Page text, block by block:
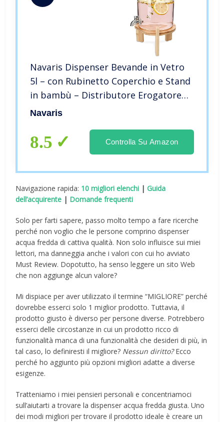
Navaris Dispenser Bevande in Vetro
5l – con Rubinetto Coperchio e Stand
in bambù – Distributore Erogatore
Acqua Bibite Calde Fredde – Drink
Navaris
8.5 Controlla Su Amazon
Navigazione rapida: 10 migliori elenchi |Guida
dell’acquirente | Domande frequenti
Solo per farti sapere, passo molto tempo a fare ricerche
perché non voglio che le persone comprino dispenser
acqua fredda di cattiva qualità. Non solo influisce sui miei
lettori, ma danneggia anche i valori con cui ho avviato
Must Review. Dopotutto, ha senso leggere un sito Web
che non aggiunge alcun valore?
Mi dispiace per aver utilizzato il termine “MIGLIORE” perché
dovrebbe esserci solo 1 miglior prodotto. Tuttavia, il
prodotto giusto è diverso per persone diverse. Potrebbero
esserci delle circostanze in cui un prodotto ricco di
funzionalità manca di una funzionalità che desideri di più, in
tal caso, lo definiresti il ​​migliore? Nessun diritto?Ecco
perché ho aggiunto più opzioni migliori adatte a diverse
esigenze.
Tratteniamo i miei pensieri personali e concentriamoci
sull’aiutarti a trovare la dispenser acqua fredda giusta. Uno
dei modi migliori per trovare il prodotto ideale è creare un